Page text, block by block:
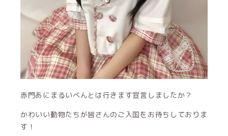
赤門あにまるいべんとは行きます宣言しましたか？
かわいい動物たちが皆さんのご入国をお待ちしておりま
す！